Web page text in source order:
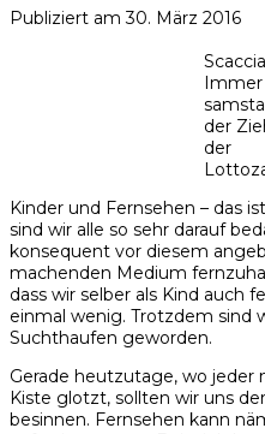
Publiziert am30. März 2016
Immer
der
der
Kinder und Fernsehen – das
sind wir alle so sehr darauf
konsequent vor diesem
machenden Medium
dass wir selber als Kind auch
einmal wenig. Trotzdem sind
Suchthaufen geworden.
Gerade heutzutage, wo jeder
Kiste glotzt, sollten wir uns
besinnen. Fernsehen kann